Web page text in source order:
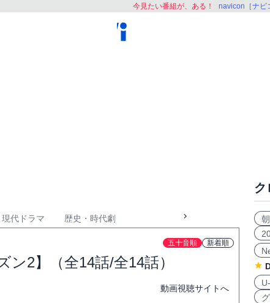
今見たい番組が、ある！ navicon［ナビ
現代ドラマ 歴史・時代劇
五十音順 新着順
2】（全14話/全14話）
動画視聴サイトへ
ク